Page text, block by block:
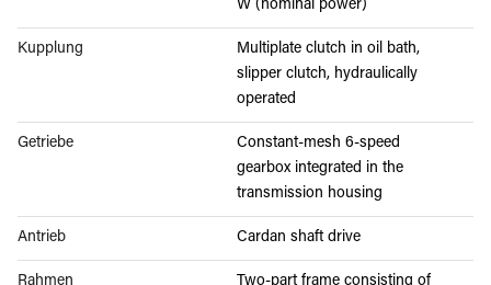
W (nominal power)
Kupplung
Multiplate clutch in oil bath,
slipper clutch, hydraulically
operated
Getriebe
Constant-mesh 6-speed
gearbox integrated in the
transmission housing
Antrieb Cardan shaft drive